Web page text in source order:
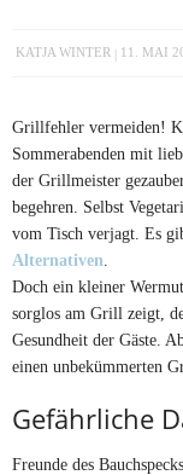
KATJA WINTER 11. MAI
Grillfehler vermeiden!
Sommerabenden mit
der Grillmeister
begehren. Selbst
vom Tisch verjagt. Es
Alternativen
Doch ein kleiner
sorglos am Grill zeigt,
Gesundheit der Gäste.
einen unbekümmerten
Gefährliche
Freunde des